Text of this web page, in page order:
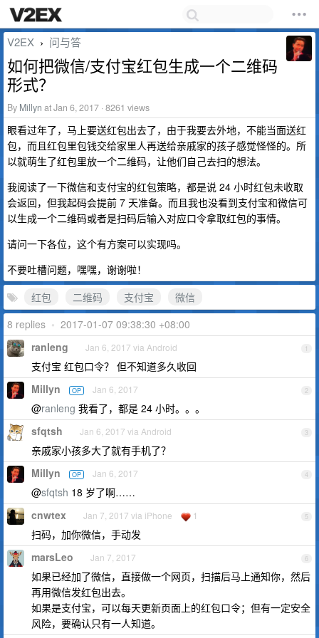
V2EX › 问与答
如何把微信/支付宝红包生成一个二维码
形式？
By Millyn at Jan 6, 2017 · 8261 views
眼看过年了，马上要送红包出去了，由于我要去外地，不能当面送红
包，而且红包里包钱交给家里人再送给亲戚家的孩子感觉怪怪的。所
以就萌生了红包里放一个二维码，让他们自己去扫的想法。
我阅读了一下微信和支付宝的红包策略，都是说 24 小时红包未收取
会返回，但我起码会提前 7 天准备。而且我也没看到支付宝和微信可
以生成一个二维码或者是扫码后输入对应口令拿取红包的事情。
请问一下各位，这个有方案可以实现吗。
不要吐槽问题，嘿嘿，谢谢啦！
红包
二维码 支付宝
微信
8 replies • 2017-01-07 09:38:30 +08:00
1
ranleng Jan 6, 2017 via Android
支付宝 红包口令？ 但不知道多久收回
2
Millyn OP Jan 6, 2017
@ranleng 我看了，都是 24 小时。。。
3
sfqtsh Jan 6, 2017 via Android
亲戚家小孩多大了就有手机了？
4
Millyn OP Jan 6, 2017
@sfqtsh 18 岁了啊……
5
cnwtex Jan 7, 2017 via iPhone 1
扫码，加你微信，手动发
6
marsLeo Jan 7, 2017
如果已经加了微信，直接做一个网页，扫描后马上通知你，然后
再用微信发红包出去。
如果是支付宝，可以每天更新页面上的红包口令；但有一定安全
风险，要确认只有一人知道。